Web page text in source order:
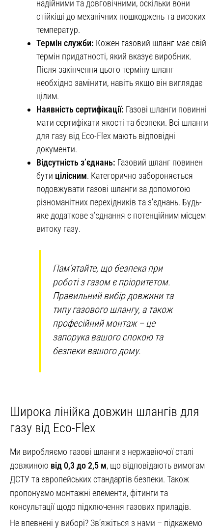
надійними та довговічними, оскільки вони
стійкіші до механічних пошкоджень та високих
температур.
Термін служби: Кожен газовий шланг має свій
термін придатності, який вказує виробник.
Після закінчення цього терміну шланг
необхідно замінити, навіть якщо він виглядає
цілим.
Наявність сертифікації: Газові шланги повинні
мати сертифікати якості та безпеки. Всі шланги
для газу від Eco-Flex мають відповідні
документи.
Відсутність з’єднань: Газовий шланг повинен
бути цілісним. Категорично забороняється
подовжувати газові шланги за допомогою
різноманітних перехідників та з’єднань. Будь-
яке додаткове з’єднання є потенційним місцем
витоку газу.
Пам’ятайте, що безпека при
роботі з газом є пріоритетом.
Правильний вибір довжини та
типу газового шлангу, а також
професійний монтаж – це
запорука вашого спокою та
безпеки вашого дому.
Широка лінійка довжин шлангів для
газу від Eco-Flex
Ми виробляємо газові шланги з нержавіючої сталі
довжиною від 0,3 до 2,5 м, що відповідають вимогам
ДСТУ та європейських стандартів безпеки. Також
пропонуємо монтажні елементи, фітинги та
консультації щодо підключення газових приладів.
Не впевнені у виборі?Зв’яжіться з нами – підкажемо